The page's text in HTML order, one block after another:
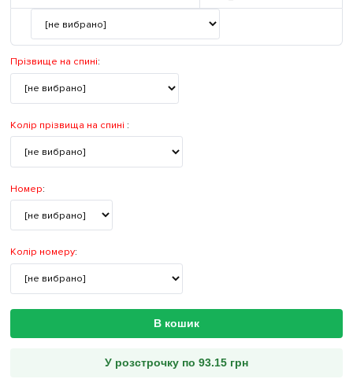
Прізвище на спині:
Колір прізвища на спині :
Номер:
Колір номеру:
В кошик
У розстрочку по 93.15 грн